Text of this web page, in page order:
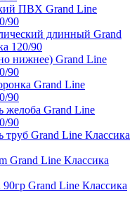
ПВХ Grand Line
90
длинный Grand
120/90
нижнее) Grand Line
90
Grand Line
90
желоба Grand Line
90
труб Grand Line Классика
Grand Line Классика
Grand Line Классика